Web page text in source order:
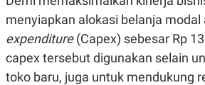
N
E
T
A
K
M
T
E
N
menyiapkan alokasi belanja modal
expenditure(Capex) sebesar Rp
capex tersebut digunakan selain
toko baru, juga untuk mendukung